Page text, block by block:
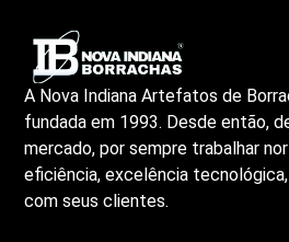
A Nova Indiana Artefatos de
fundada em 1993. Desde então,
mercado, por sempre trabalhar
eficiência, excelência
com seus clientes.